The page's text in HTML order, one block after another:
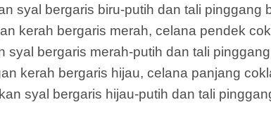
syal bergaris biru-putih dan tali pinggang
kerah bergaris merah, celana pendek
bergaris merah-putih dan tali
kerah bergaris hijau, celana panjang
syal bergaris hijau-putih dan tali